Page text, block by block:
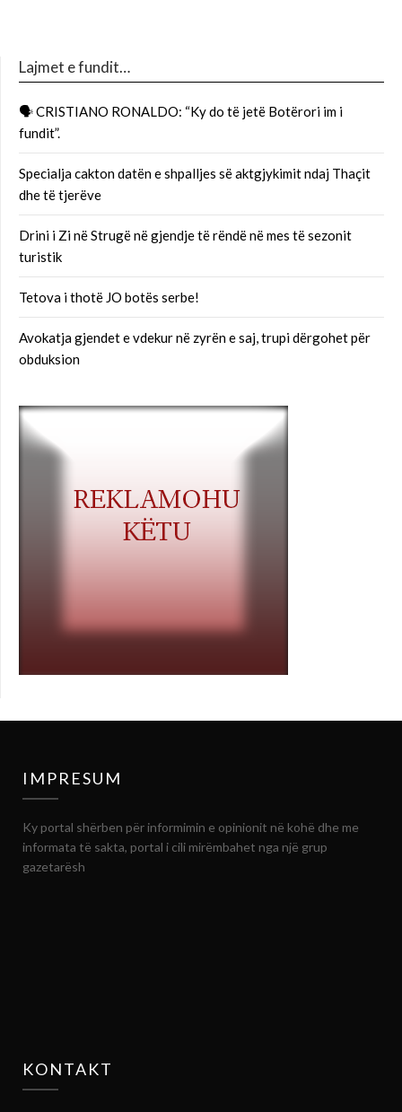
Lajmet e fundit…
🗣 CRISTIANO RONALDO: “Ky do të jetë Botërori im i
fundit”.
Specialja cakton datën e shpalljes së aktgjykimit ndaj Thaçit
dhe të tjerëve
Drini i Zi në Strugë në gjendje të rëndë në mes të sezonit
turistik
Tetova i thotë JO botës serbe!
Avokatja gjendet e vdekur në zyrën e saj, trupi dërgohet për
obduksion
IMPRESUM
Ky portal shërben për informimin e opinionit në kohë dhe me
informata të sakta, portal i cili mirëmbahet nga një grup
gazetarësh
KONTAKT